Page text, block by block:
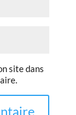
site dans